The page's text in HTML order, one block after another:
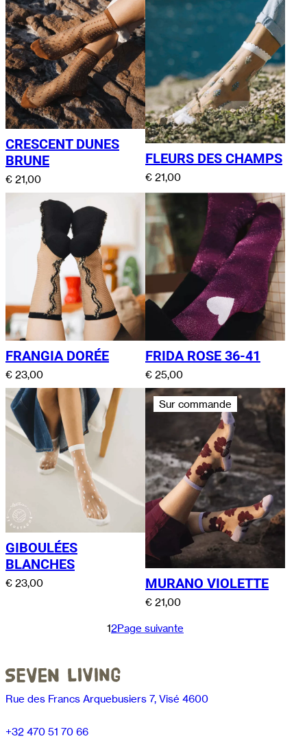
CRESCENT DUNES
BRUNE
€ 21,00
FLEURS DES CHAMPS
€ 21,00
FRANGIA DORÉE
€ 23,00
FRIDA ROSE 36-41
€ 25,00
GIBOULÉES
BLANCHES
€ 23,00
Sur commande
MURANO VIOLETTE
€ 21,00
12Page suivante
Rue des Francs Arquebusiers 7, Visé 4600
+32 470 51 70 66